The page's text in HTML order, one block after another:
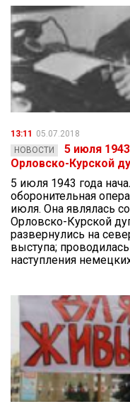
13:11
05.07.2018
НОВОСТИ
5 июля
Орловско-Курской
5 июля 1943 года
оборонительная
июля. Она являлась
Орловско-Курской
развернулись на
выступа;
наступления